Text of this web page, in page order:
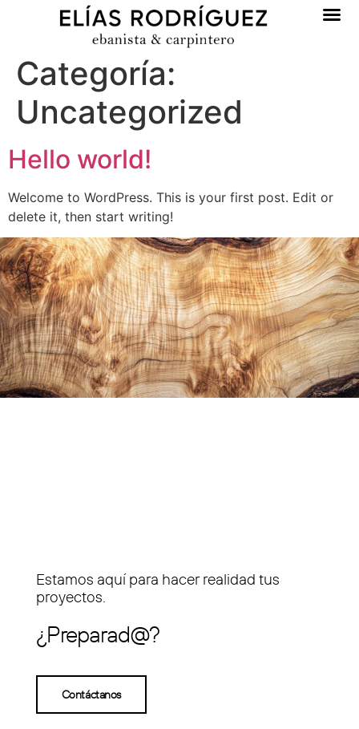
Categoría:
Uncategorized
Hello world!
Welcome to WordPress. This is your first post. Edit or
delete it, then start writing!
Estamos aquí para hacer realidad tus
proyectos.
¿Preparad@?
Contáctanos